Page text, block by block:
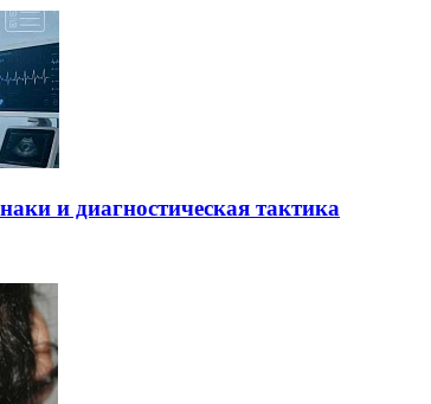
и диагностическая тактика